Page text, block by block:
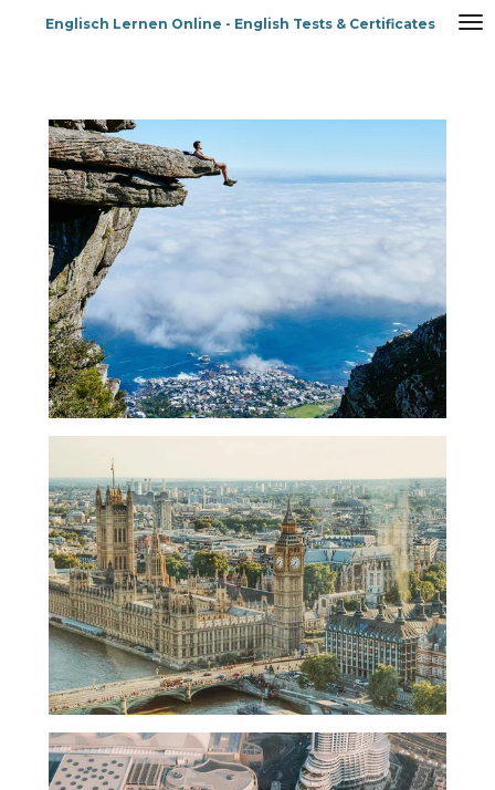
ZumEnglisch Lernen Online - English Tests & Certificates